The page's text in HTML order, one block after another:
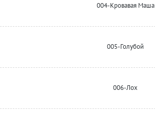
004-Кровавая Маша
005-Голубой
006-Лох